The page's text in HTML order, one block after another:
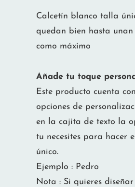
Calcetín blanco talla
quedan bien hasta
como máximo
Añade tu toque
Este producto cuenta
opciones de
en la cajita de texto la
tu necesites para hacer
único.
Ejemplo : Pedro
Nota : Si quieres diseñar